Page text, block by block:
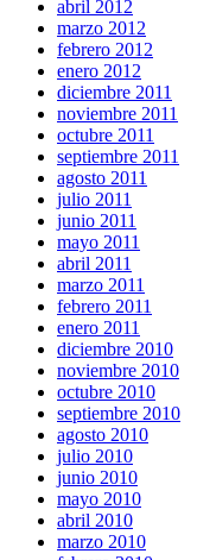
abril 2012
marzo 2012
febrero 2012
enero 2012
diciembre 2011
noviembre 2011
octubre 2011
septiembre 2011
agosto 2011
julio 2011
junio 2011
mayo 2011
abril 2011
marzo 2011
febrero 2011
enero 2011
diciembre 2010
noviembre 2010
octubre 2010
septiembre 2010
agosto 2010
julio 2010
junio 2010
mayo 2010
abril 2010
marzo 2010